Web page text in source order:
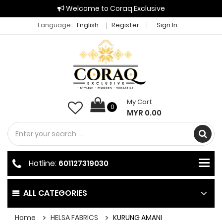
Welcome to Coraq Exclusive
Language: English Register Sign In
0
My Cart
MYR 0.00
ALL CATEGORIES
Hotline: 601127319030
Home HELSA FABRICS KURUNG AMANI